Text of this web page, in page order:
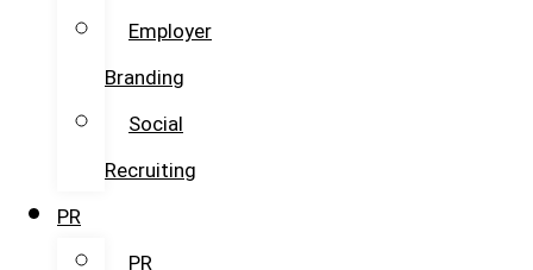
Employer
Branding
Social
Recruiting
PR
PR